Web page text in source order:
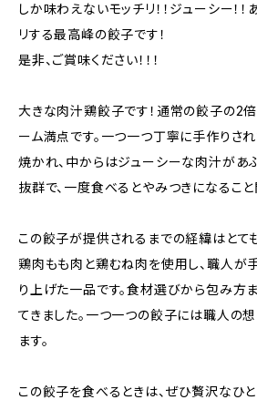
しか味わえないモッチリ！！ジューシー！！
リする最高峰の餃子です！
是非、ご賞味ください！！！
大きな肉汁鶏餃子です！通常の餃子の2倍
ーム満点です。一つ一つ丁寧に手作りさ
焼かれ、中からはジューシーな肉汁があ
抜群で、一度食べるとやみつきになること
この餃子が提供されるまでの経緯はとて
鶏肉もも肉と鶏むね肉を使用し、職人が
り上げた一品です。食材選びから包み方
てきました。一つ一つの餃子には職人の
ます。
この餃子を食べるときは、ぜひ贅沢なひ